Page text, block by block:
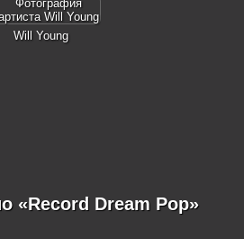
Will Young
«Record Dream Pop»